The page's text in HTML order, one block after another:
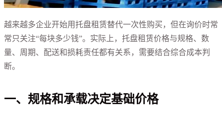
越来越多企业开始用托盘租赁替代一次性购买，但在询价时常
常只关注“每块多少钱”。实际上，托盘租赁价格与规格、数
量、周期、配送和损耗责任都有关系，需要结合综合成本判
断。
一、规格和承载决定基础价格